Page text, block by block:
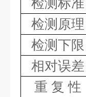
检测标准
检测原理
检测下限
相对误差
重 复 性